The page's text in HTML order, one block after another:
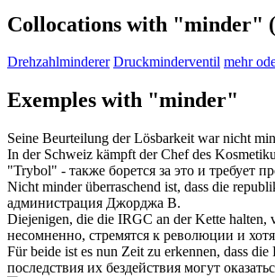
Collocations with "minder"
Drehzahlminderer Druckminderventil mehr
Exemples with "minder"
Seine Beurteilung der Lösbarkeit war nicht
In der Schweiz kämpft der Chef des
"Trybol" - также борется за это и требует
Nicht minderüberraschend ist, dass die
администрация Джорджа В.
Diejenigen, die die IRGC an der Kette
несомненно, стремятся к революции и
Für beide ist es nun Zeit zu erkennen, dass
последствия их бездействия могут